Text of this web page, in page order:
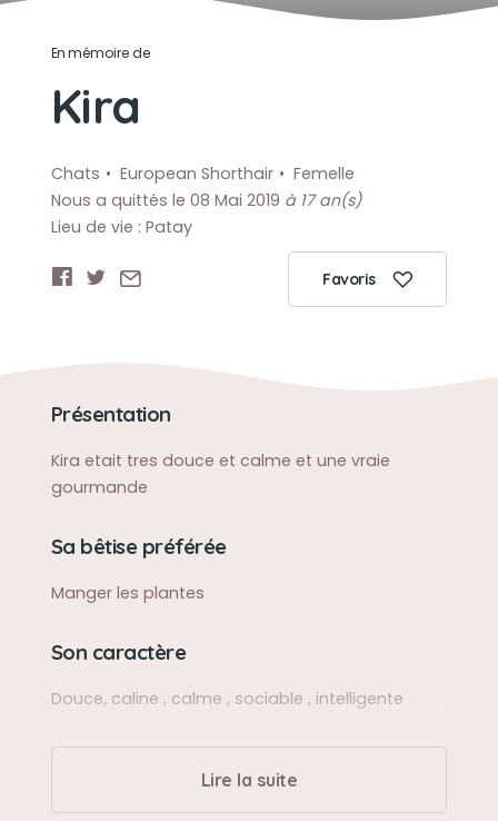
En mémoire de
Kira
Chats European Shorthair
Femelle
Nous a quittés le 08 Mai 2019 à 17 an(s)
Lieu de vie : Patay
Favoris
Présentation
Kira etait tres douce et calme et une vraie
gourmande
Sa bêtise préférée
Manger les plantes
Son caractère
Douce, caline , calme , sociable , intelligente
Son jouet préféré
Une balle rebondissante avec des franfreluche
Lire la suite